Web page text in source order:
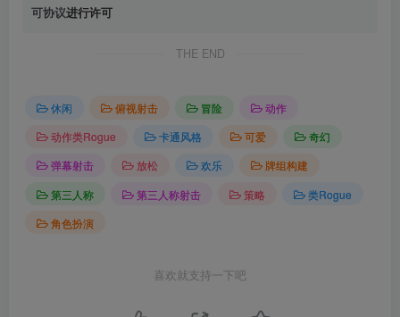
可协议进行许可
THE END
休闲 俯视射击 冒险
动作
动作类Rogue
卡通风格 可爱
奇幻
弹幕射击
放松 欢乐
牌组构建
第三人称
第三人称射击 策略
类Rogue
角色扮演
喜欢就支持一下吧